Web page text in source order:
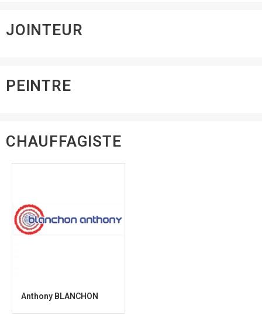
JOINTEUR
PEINTRE
CHAUFFAGISTE
Anthony BLANCHON